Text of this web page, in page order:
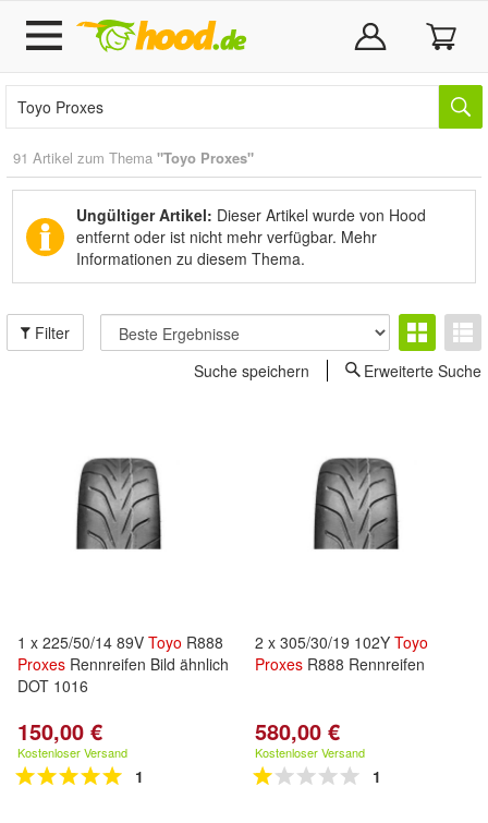
91 Artikel zum Thema "Toyo Proxes"
Ungültiger Artikel: Dieser Artikel wurde von Hood
entfernt oder ist nicht mehr verfügbar. Mehr
Informationen zu diesem Thema.
Filter
Suche speichern
Erweiterte Suche
1 x 225/50/14 89V Toyo R888
Proxes Rennreifen Bild ähnlich
DOT 1016
150,00 €
Kostenloser Versand
1
2 x 305/30/19 102Y Toyo
Proxes R888 Rennreifen
580,00 €
Kostenloser Versand
1